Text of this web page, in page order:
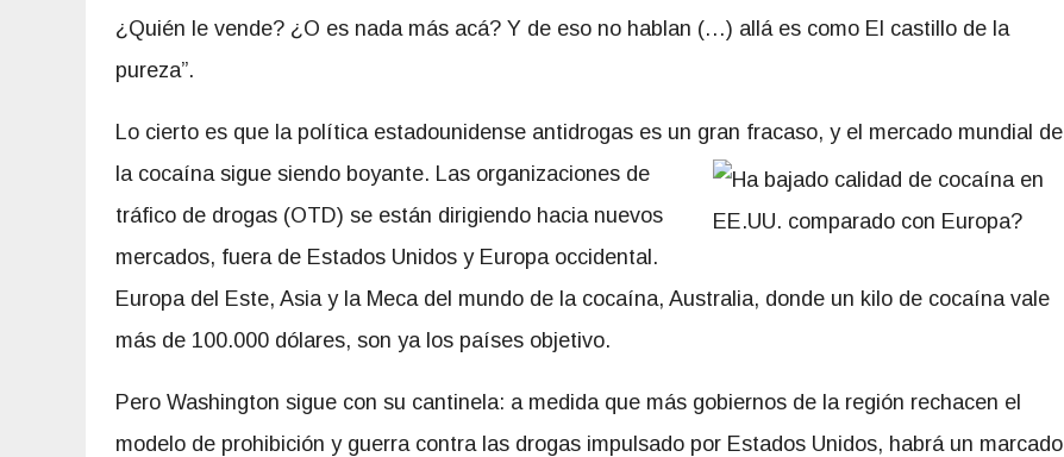
¿Quién le vende? ¿O es nada más acá? Y de eso no hablan (…) allá es como El castillo de la
pureza”.
Lo cierto es que la política estadounidense antidrogas es un gran fracaso, y el mercado mundial de
la cocaína sigue siendo boyante. Las organizaciones de
tráfico de drogas (OTD) se están dirigiendo hacia nuevos
mercados, fuera de Estados Unidos y Europa occidental.
Europa del Este, Asia y la Meca del mundo de la cocaína, Australia, donde un kilo de cocaína vale
más de 100.000 dólares, son ya los países objetivo.
Pero Washington sigue con su cantinela: a medida que más gobiernos de la región rechacen el
modelo de prohibición y guerra contra las drogas impulsado por Estados Unidos, habrá un marcado